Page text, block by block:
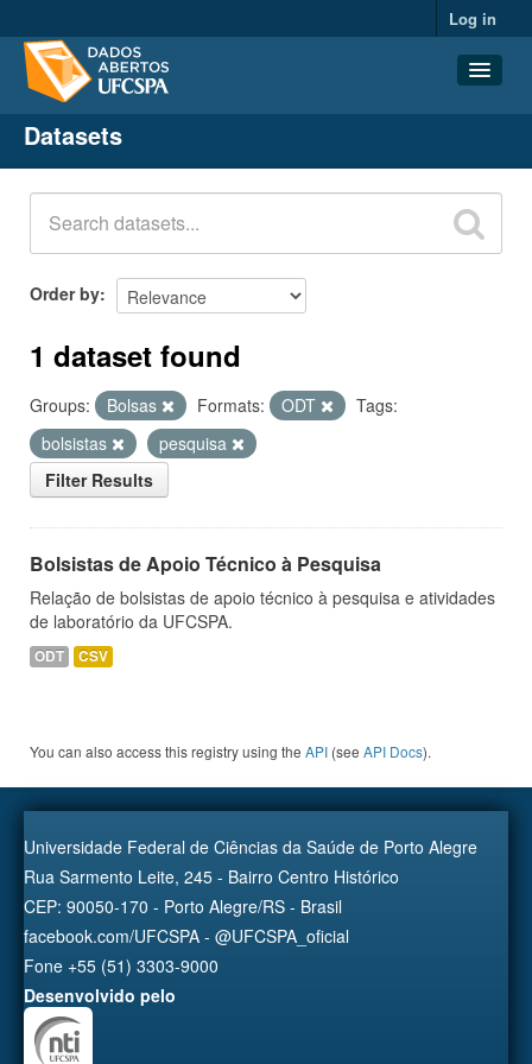
Log in
Datasets
Organizations
Groups
About
Datasets
Order by
1 dataset found
Groups: Bolsas Formats: ODT
Tags:
bolsistas
pesquisa
Filter Results
Bolsistas de Apoio Técnico à Pesquisa
Relação de bolsistas de apoio técnico à pesquisa e atividades
de laboratório da UFCSPA.
ODT CSV
You can also access this registry using the API (see API Docs).
Universidade Federal de Ciências da Saúde de Porto Alegre
Rua Sarmento Leite, 245 - Bairro Centro Histórico
CEP: 90050-170 - Porto Alegre/RS - Brasil
facebook.com/UFCSPA - @UFCSPA_oficial
Fone +55 (51) 3303-9000
Desenvolvido pelo